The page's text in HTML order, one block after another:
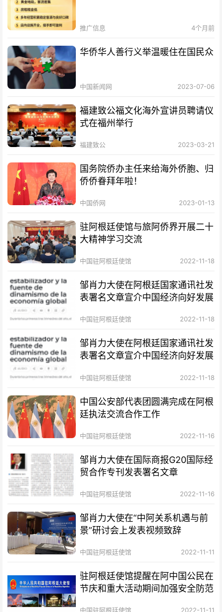
推广信息 4个月前
华侨华人善行义举温暖住在国民众
中国新闻网 2023-07-06
福建致公福文化海外宣讲员聘请仪
式在福州举行
福建致公 2023-03-21
国务院侨办主任来给海外侨胞、归
侨侨眷拜年啦！
中国侨网 2023-01-13
驻阿根廷使馆与旅阿侨界开展二十
大精神学习交流
中国驻阿根廷使馆 2022-11-18
邹肖力大使在阿根廷国家通讯社发
表署名文章宣介中国经济向好发展
中国驻阿根廷使馆 2022-11-18
邹肖力大使在阿根廷国家通讯社发
表署名文章宣介中国经济向好发展
中国驻阿根廷使馆 2022-11-18
中国公安部代表团圆满完成在阿根
廷执法交流合作工作
中国驻阿根廷使馆 2022-11-16
邹肖力大使在国际商报G20国际经
贸合作专刊发表署名文章
中国驻阿根廷使馆 2022-11-16
邹肖力大使在“中阿关系机遇与前
景”研讨会上发表视频致辞
中国驻阿根廷使馆 2022-11-11
驻阿根廷使馆提醒在阿中国公民在
节庆和重大活动期间加强安全防范
中国驻阿根廷使馆 2022-11-11